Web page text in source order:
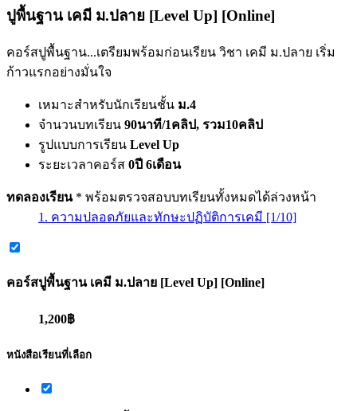
ปูพื้นฐาน เคมี ม.ปลาย [Level Up] [Online]
คอร์สปูพื้นฐาน...เตรียมพร้อมก่อนเรียน วิชา เคมี ม.ปลาย เริ่ม
ก้าวแรกอย่างมั่นใจ
เหมาะสำหรับนักเรียนชั้น ม.4
จำนวนบทเรียน 90นาที/1คลิป, รวม10คลิป
รูปแบบการเรียน Level Up
ระยะเวลาคอร์ส 0ปี 6เดือน
ทดลองเรียน * พร้อมตรวจสอบบทเรียนทั้งหมดได้ล่วงหน้า
1. ความปลอดภัยและทักษะปฏิบัติการเคมี [1/10]
คอร์สปูพื้นฐาน เคมี ม.ปลาย [Level Up] [Online]
1,200฿
หนังสือเรียนที่เลือก